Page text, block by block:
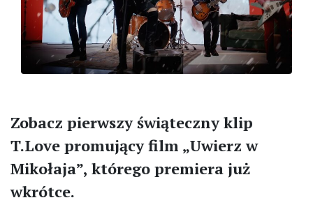
Zobacz pierwszy świąteczny klip
T.Love promujący film „Uwierz w
Mikołaja”, którego premiera już
wkrótce.